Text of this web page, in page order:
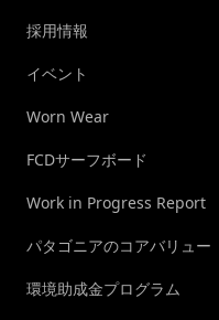
採用情報
イベント
Worn Wear
FCDサーフボード
Work in Progress Report
パタゴニアのコアバリュー
環境助成金プログラム